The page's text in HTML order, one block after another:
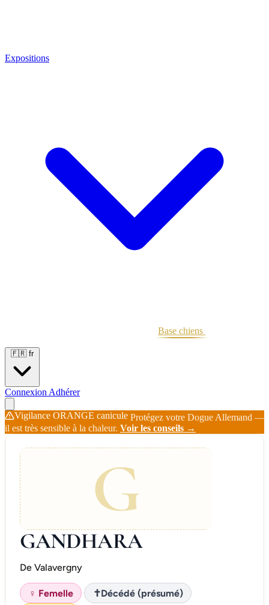
Expositions
Base chiens
🇫🇷 fr
Connexion Adhérer
Vigilance ORANGE canicule Protégez votre Dogue Allemand —
il est très sensible à la chaleur. Voir les conseils →
G
GANDHARA
De Valavergny
♀ Femelle ✝Décédé (présumé)